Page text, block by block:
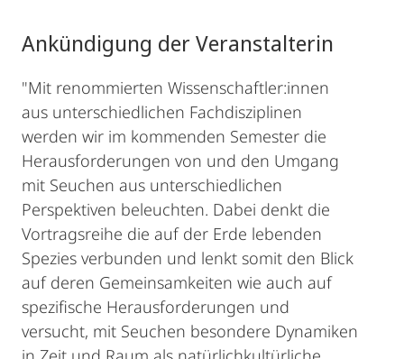
Ankündigung der Veranstalterin
"Mit renommierten Wissenschaftler:innen
aus unterschiedlichen Fachdisziplinen
werden wir im kommenden Semester die
Herausforderungen von und den Umgang
mit Seuchen aus unterschiedlichen
Perspektiven beleuchten. Dabei denkt die
Vortragsreihe die auf der Erde lebenden
Spezies verbunden und lenkt somit den Blick
auf deren Gemeinsamkeiten wie auch auf
spezifische Herausforderungen und
versucht, mit Seuchen besondere Dynamiken